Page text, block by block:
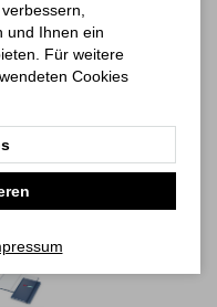
und Ihnen ein
Für weitere
Cookies